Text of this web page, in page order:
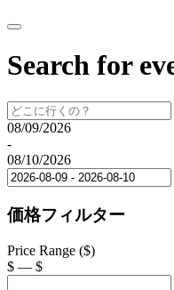
Search for
08/09/2026
-
08/10/2026
価格フィルター
Price Range ($)
$ — $